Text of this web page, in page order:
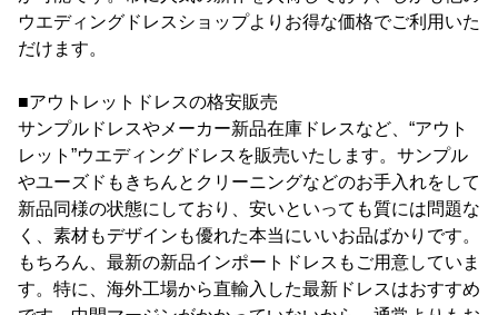
ウエディングドレスショップよりお得な価格でご利用いた
だけます。
■アウトレットドレスの格安販売
サンプルドレスやメーカー新品在庫ドレスなど、“アウト
レット”ウエディングドレスを販売いたします。サンプル
やユーズドもきちんとクリーニングなどのお手入れをして
新品同様の状態にしており、安いといっても質には問題な
く、素材もデザインも優れた本当にいいお品ばかりです。
もちろん、最新の新品インポートドレスもご用意していま
す。特に、海外工場から直輸入した最新ドレスはおすすめ